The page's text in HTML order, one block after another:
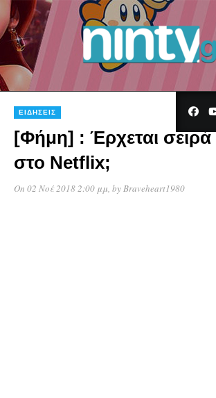
ΕΙΔΉΣΕΙΣ
[Φήμη] : Έρχεται σειρά
στο Netflix;
On 02 Νοέ 2018 2:00 μμ, byBraveheart1980